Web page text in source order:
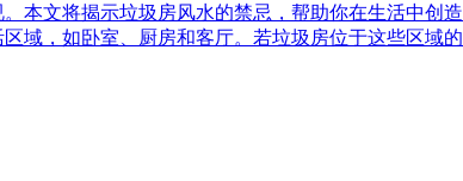
本文将揭示垃圾房风水的禁忌，帮助你在生活中创
域，如卧室、厨房和客厅。若垃圾房位于这些区域